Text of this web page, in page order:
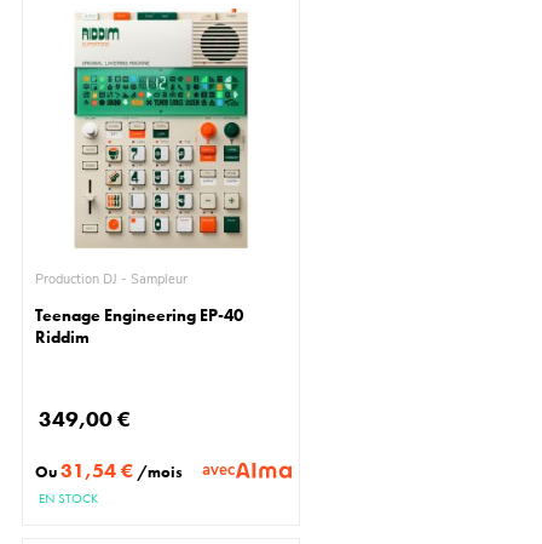
Production DJ - Sampleur
Teenage Engineering EP-40
Riddim
349,00 €
Ou31,54 € /mois avec
EN STOCK